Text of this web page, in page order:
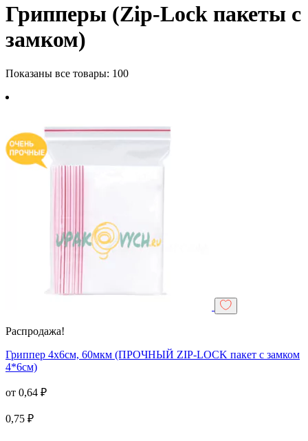
Грипперы (Zip-Lock пакеты с
замком)
Показаны все товары: 100
Распродажа!
Гриппер 4х6см, 60мкм (ПРОЧНЫЙ ZIP-LOCK пакет с замком
4*6см)
от 0,64 ₽
0,75 ₽